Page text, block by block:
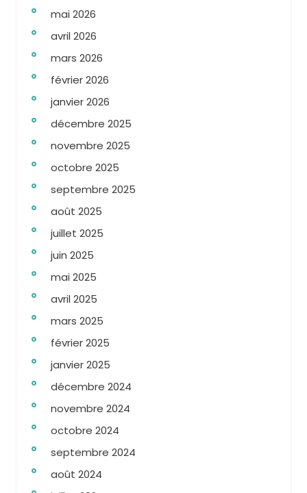
mai 2026
avril 2026
mars 2026
février 2026
janvier 2026
décembre 2025
novembre 2025
octobre 2025
septembre 2025
août 2025
juillet 2025
juin 2025
mai 2025
avril 2025
mars 2025
février 2025
janvier 2025
décembre 2024
novembre 2024
octobre 2024
septembre 2024
août 2024